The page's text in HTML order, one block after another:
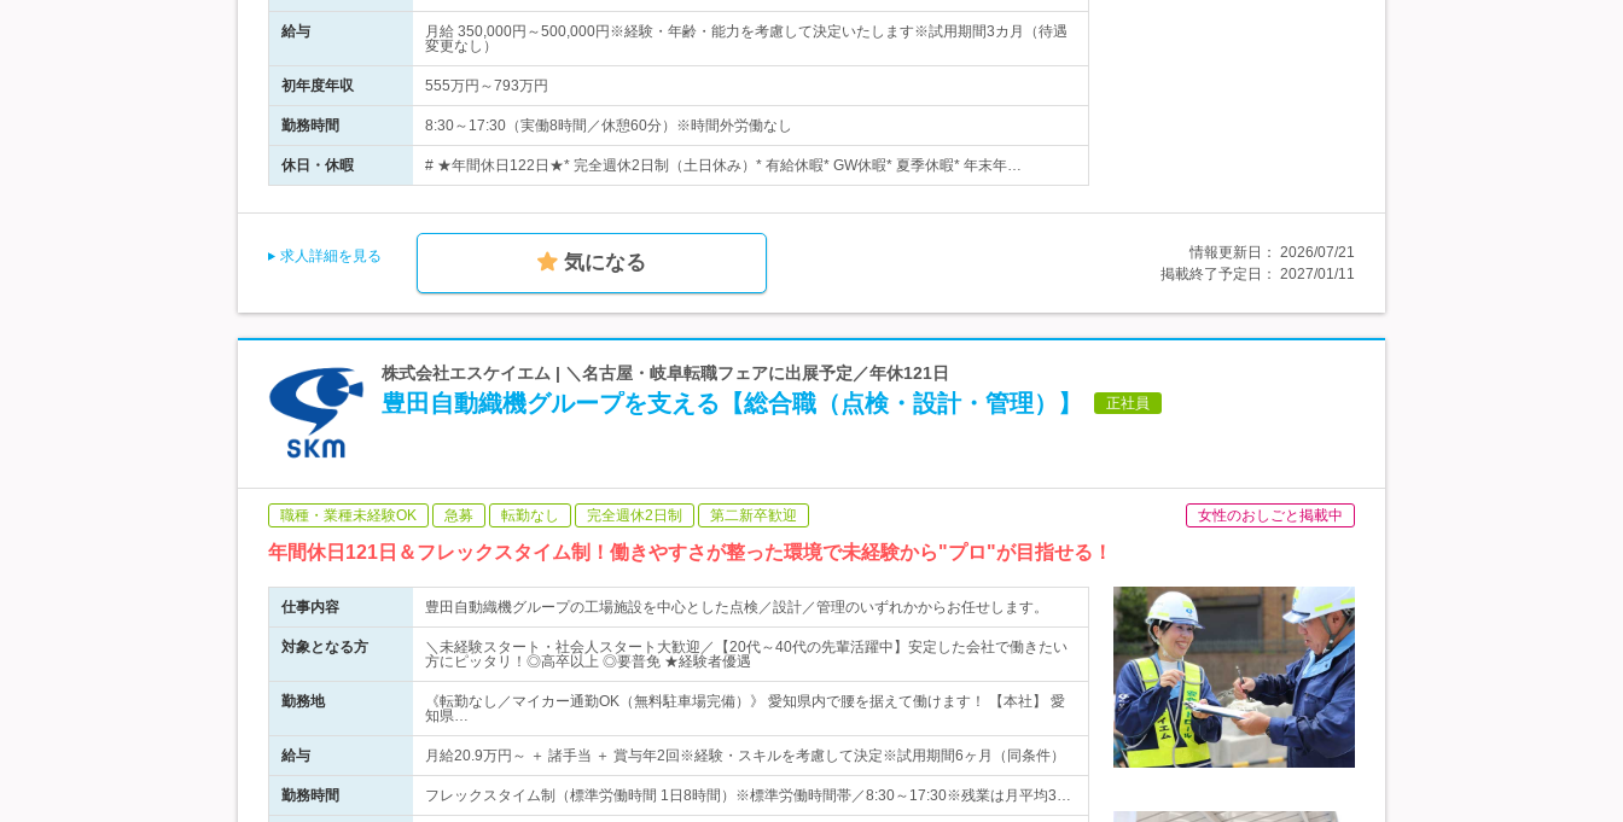
給与
月給 350,000円～500,000円※経験・年齢・能力を考慮して決定いたします※試用期間3カ月（待遇
変更なし）
初年度年収 555万円～793万円
勤務時間 8:30～17:30（実働8時間／休憩60分）※時間外労働なし
休日・休暇 # ★年間休日122日★* 完全週休2日制（土日休み）* 有給休暇* GW休暇* 夏季休暇* 年末年…
求人詳細を見る 気になる 情報更新日： 2026/07/21
掲載終了予定日： 2027/01/11
株式会社エスケイエム | ＼名古屋・岐阜転職フェアに出展予定／年休121日
豊田自動織機グループを支える【総合職（点検・設計・管理）】 正社員
職種・業種未経験OK 急募 転勤なし 完全週休2日制 第二新卒歓迎 女性のおしごと掲載中
年間休日121日＆フレックスタイム制！働きやすさが整った環境で未経験から"プロ"が目指せる！
仕事内容 豊田自動織機グループの工場施設を中心とした点検／設計／管理のいずれかからお任せします。
対象となる方
＼未経験スタート・社会人スタート大歓迎／【20代～40代の先輩活躍中】安定した会社で働きたい
方にピッタリ！◎高卒以上 ◎要普免 ★経験者優遇
勤務地
《転勤なし／マイカー通勤OK（無料駐車場完備）》 愛知県内で腰を据えて働けます！ 【本社】 愛
知県…
給与 月給20.9万円～ ＋ 諸手当 ＋ 賞与年2回※経験・スキルを考慮して決定※試用期間6ヶ月（同条件）
勤務時間 フレックスタイム制（標準労働時間 1日8時間）※標準労働時間帯／8:30～17:30※残業は月平均3…